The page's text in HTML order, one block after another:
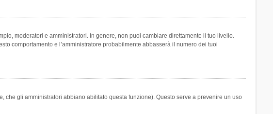
moderatori e amministratori. In genere, non puoi cambiare direttamente il tuo livello.
comportamento e l’amministratore probabilmente abbasserà il numero dei tuoi
gli amministratori abbiano abilitato questa funzione). Questo serve a prevenire un uso